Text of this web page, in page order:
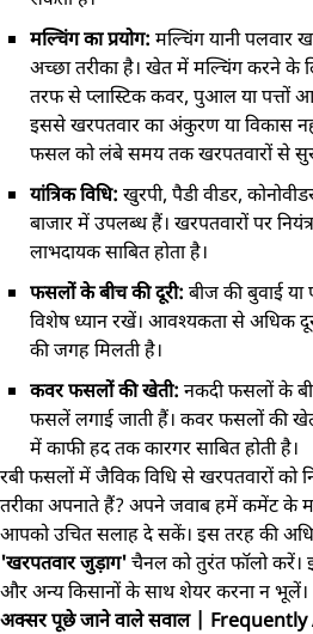
मल्चिंग का प्रयोग: मल्चिंग यानी पलवार
अच्छा तरीका है। खेत में मल्चिंग करने के
तरफ से प्लास्टिक कवर, पुआल या पत्तों
इससे खरपतवार का अंकुरण या विकास
फसल को लंबे समय तक खरपतवारों से
यांत्रिक विधि: खुरपी, पैडी वीडर,
बाजार में उपलब्ध हैं। खरपतवारों पर
लाभदायक साबित होता है।
फसलों के बीच की दूरी: बीज की बुवाई या
विशेष ध्यान रखें। आवश्यकता से अधिक
की जगह मिलती है।
कवर फसलों की खेती: नकदी फसलों के
फसलें लगाई जाती हैं। कवर फसलों की
में काफी हद तक कारगर साबित होती है।
रबी फसलों में जैविक विधि से खरपतवारों को
तरीका अपनाते हैं? अपने जवाब हमें कमेंट के
आपको उचित सलाह दे सकें। इस तरह की
'खरपतवार जुड़ाग'चैनल को तुरंत फॉलो करें।
और अन्य किसानों के साथ शेयर करना न भूलें।
अक्सर पूछे जाने वाले सवाल |